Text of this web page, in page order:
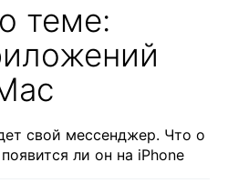
теме:
свой мессенджер. Что о
ли он на iPhone